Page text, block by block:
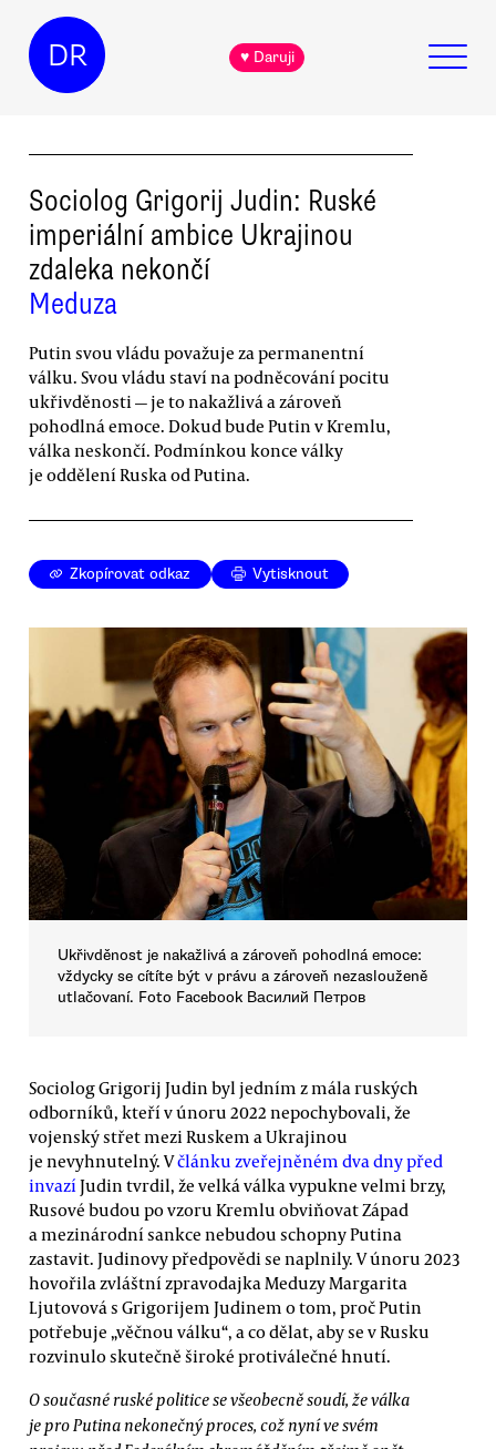
DR ♥ Daruji
Sociolog Grigorij Judin: Ruské
imperiální ambice Ukrajinou
zdaleka nekončí
Meduza
Putin svou vládu považuje za permanentní
válku. Svou vládu staví na podněcování pocitu
ukřivděnosti — je to nakažlivá a zároveň
pohodlná emoce. Dokud bude Putin v Kremlu,
válka neskončí. Podmínkou konce války
je oddělení Ruska od Putina.
Zkopírovat odkaz Vytisknout
Ukřivděnost je nakažlivá a zároveň pohodlná emoce:
vždycky se cítíte být v právu a zároveň nezaslouženě
utlačovaní. Foto Facebook Василий Петров
Sociolog Grigorij Judin byl jedním z mála ruských
odborníků, kteří v únoru 2022 nepochybovali, že
vojenský střet mezi Ruskem a Ukrajinou
je nevyhnutelný. Včlánku zveřejněném dva dny před
invazíJudin tvrdil, že velká válka vypukne velmi brzy,
Rusové budou po vzoru Kremlu obviňovat Západ
a mezinárodní sankce nebudou schopny Putina
zastavit. Judinovy předpovědi se naplnily. V únoru 2023
hovořila zvláštní zpravodajka Meduzy Margarita
Ljutovová s Grigorijem Judinem o tom, proč Putin
potřebuje „věčnou válku“, a co dělat, aby se v Rusku
rozvinulo skutečně široké protiválečné hnutí.
O současné ruské politice se všeobecně soudí, že válka
je pro Putina nekonečný proces, což nyní ve svém